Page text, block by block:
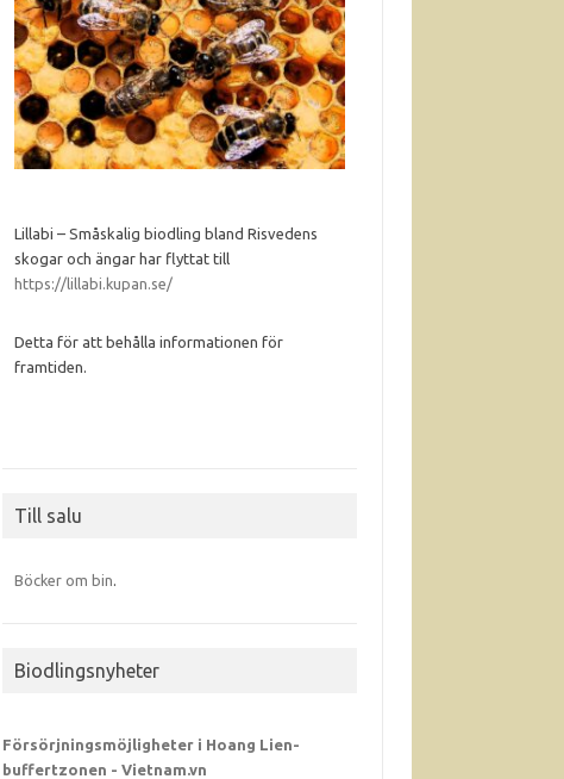
Lillabi – Småskalig biodling bland Risvedens
skogar och ängar har flyttat till
https://lillabi.kupan.se/
Detta för att behålla informationen för
framtiden.
Till salu
Böcker om bin.
Biodlingsnyheter
Försörjningsmöjligheter i Hoang Lien-
buffertzonen - Vietnam.vn